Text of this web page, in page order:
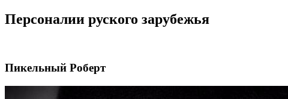
Персоналии руского зарубежья
Пикельный Роберт